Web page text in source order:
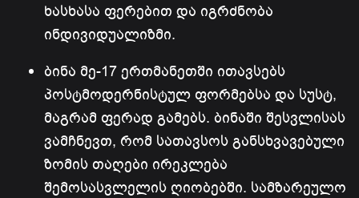
ხასხასა ფერებით და იგრძნობა
ინდივიდუალიზმი.
ბინა მე-17 ერთმანეთში ითავსებს
პოსტმოდერნისტულ ფორმებსა და სუსტ,
მაგრამ ფერად გამებს. ბინაში შესვლისას
ვამჩნევთ, რომ სათავსოს განსხვავებული
ზომის თაღები ირეკლება
შემოსასვლელის ღიობებში. სამზარეულო